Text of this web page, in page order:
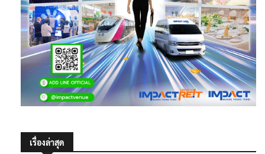
เรื่องล่าสุด